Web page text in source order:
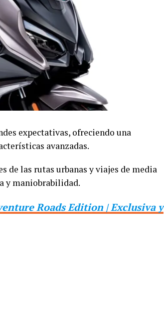
expectativas, ofreciendo una
avanzadas.
de las rutas urbanas y viajes de media
y maniobrabilidad.
Roads Edition | Exclusiva y